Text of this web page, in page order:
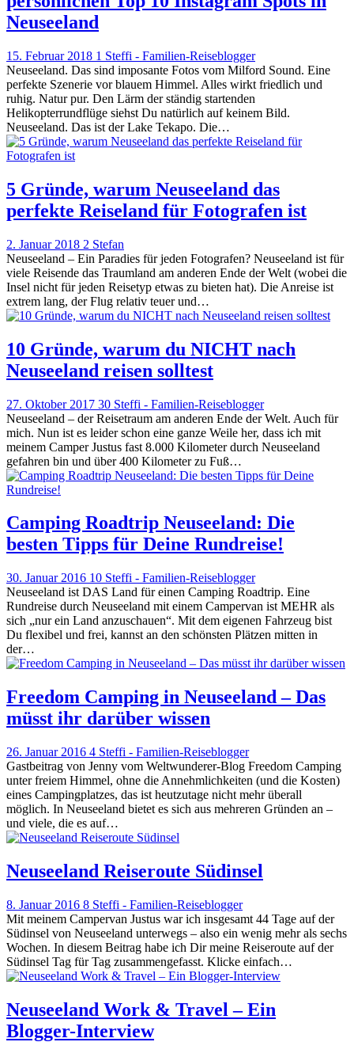
Neuseeland
15. Februar 2018 1 Steffi - Familien-Reiseblogger
Neuseeland. Das sind imposante Fotos vom Milford Sound. Eine
perfekte Szenerie vor blauem Himmel. Alles wirkt friedlich und
ruhig. Natur pur. Den Lärm der ständig startenden
Helikopterrundflüge siehst Du natürlich auf keinem Bild.
Neuseeland. Das ist der Lake Tekapo. Die…
5 Gründe, warum Neuseeland das
perfekte Reiseland für Fotografen ist
2. Januar 2018 2 Stefan
Neuseeland – Ein Paradies für jeden Fotografen? Neuseeland ist für
viele Reisende das Traumland am anderen Ende der Welt (wobei die
Insel nicht für jeden Reisetyp etwas zu bieten hat). Die Anreise ist
extrem lang, der Flug relativ teuer und…
10 Gründe, warum du NICHT nach
Neuseeland reisen solltest
27. Oktober 2017 30 Steffi - Familien-Reiseblogger
Neuseeland – der Reisetraum am anderen Ende der Welt. Auch für
mich. Nun ist es leider schon eine ganze Weile her, dass ich mit
meinem Camper Justus fast 8.000 Kilometer durch Neuseeland
gefahren bin und über 400 Kilometer zu Fuß…
Camping Roadtrip Neuseeland: Die
besten Tipps für Deine Rundreise!
30. Januar 2016 10 Steffi - Familien-Reiseblogger
Neuseeland ist DAS Land für einen Camping Roadtrip. Eine
Rundreise durch Neuseeland mit einem Campervan ist MEHR als
sich „nur ein Land anzuschauen“. Mit dem eigenen Fahrzeug bist
Du flexibel und frei, kannst an den schönsten Plätzen mitten in
der…
Freedom Camping in Neuseeland – Das
müsst ihr darüber wissen
26. Januar 2016 4 Steffi - Familien-Reiseblogger
Gastbeitrag von Jenny vom Weltwunderer-Blog Freedom Camping
unter freiem Himmel, ohne die Annehmlichkeiten (und die Kosten)
eines Campingplatzes, das ist heutzutage nicht mehr überall
möglich. In Neuseeland bietet es sich aus mehreren Gründen an –
und viele, die es auf…
Neuseeland Reiseroute Südinsel
8. Januar 2016 8 Steffi - Familien-Reiseblogger
Mit meinem Campervan Justus war ich insgesamt 44 Tage auf der
Südinsel von Neuseeland unterwegs – also ein wenig mehr als sechs
Wochen. In diesem Beitrag habe ich Dir meine Reiseroute auf der
Südinsel Tag für Tag zusammengefasst. Klicke einfach…
Neuseeland Work & Travel – Ein
Blogger-Interview